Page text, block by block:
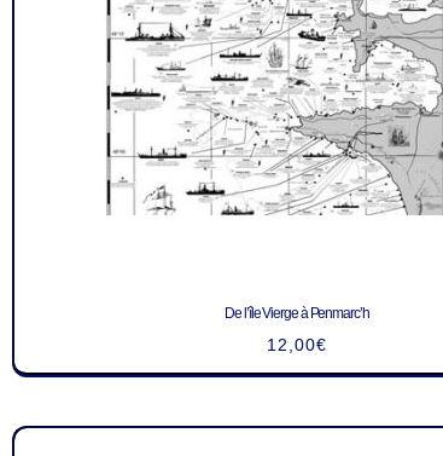
De l’île Vierge à Penmarc’h
12,00€